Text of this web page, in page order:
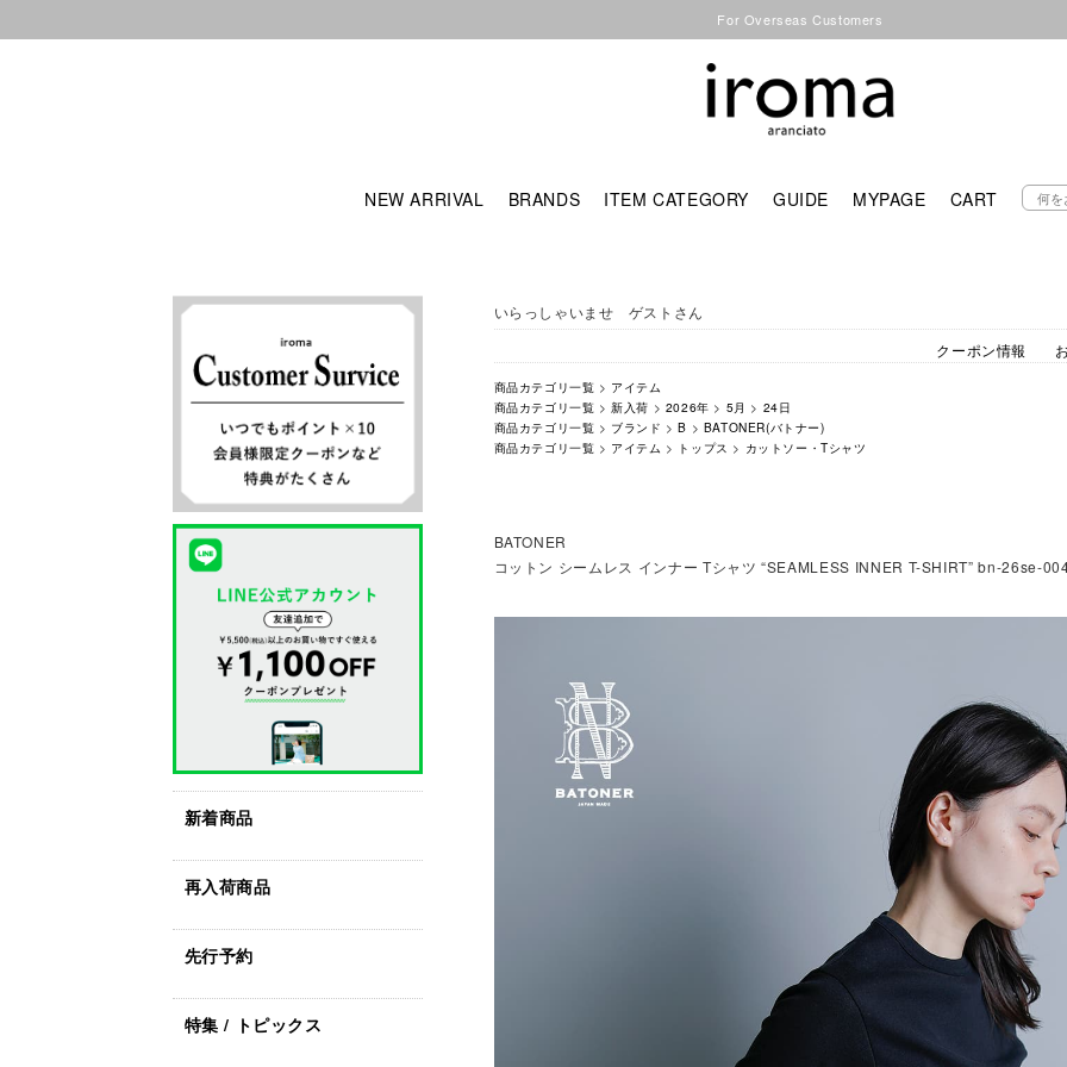
For Overseas Customers
NEW ARRIVAL BRANDS ITEM CATEGORY GUIDE MYPAGE CART
新着商品
再入荷商品
先行予約
特集 / トピックス
いらっしゃいませ ゲストさん
クーポン情報
商品カテゴリ一覧 > アイテム
商品カテゴリ一覧 >新入荷 > 2026年 > 5月 > 24日
商品カテゴリ一覧 > ブランド >B > BATONER(バトナー)
商品カテゴリ一覧 > アイテム > トップス > カットソー・Tシャツ
BATONER
コットン シームレス インナー Tシャツ “SEAMLESS INNER T-SHIRT” bn-26se-